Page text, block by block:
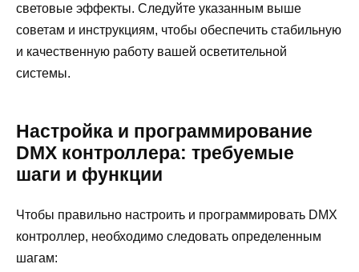
световые эффекты. Следуйте указанным выше
советам и инструкциям, чтобы обеспечить стабильную
и качественную работу вашей осветительной
системы.
Настройка и программирование
DMX контроллера: требуемые
шаги и функции
Чтобы правильно настроить и программировать DMX
контроллер, необходимо следовать определенным
шагам: